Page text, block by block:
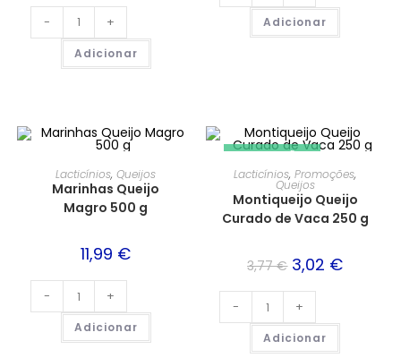
- +
Adicionar
Adicionar
Lacticínios,Queijos
Marinhas Queijo
Magro 500 g
11,99 €
- +
Adicionar
PROMOÇÃO!
Lacticínios,Promoções,
Queijos
Montiqueijo Queijo
Curado de Vaca 250 g
3,77€ 3,02 €
- +
Adicionar